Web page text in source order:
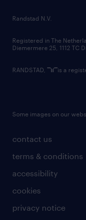
country websites
contact us
terms & conditions
accessibility
cookies
privacy notice
Randstad N.V.
Registered in The
Diemermere 25, 1112 TC
RANDSTAD, is a
Some images on our